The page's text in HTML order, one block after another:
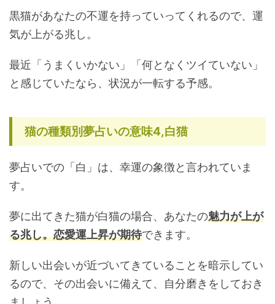
黒猫があなたの不運を持っていってくれるので、運
気が上がる兆し。
最近「うまくいかない」「何となくツイていない」
と感じていたなら、状況が一転する予感。
猫の種類別夢占いの意味4,白猫
夢占いでの「白」は、幸運の象徴と言われていま
す。
夢に出てきた猫が白猫の場合、あなたの魅力が上が
る兆し。恋愛運上昇が期待できます。
新しい出会いが近づいてきていることを暗示してい
るので、その出会いに備えて、自分磨きをしておき